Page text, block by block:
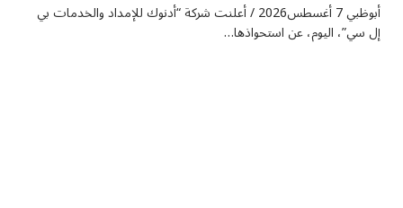
أبوظبي 7 أغسطس2026 / أعلنت شركة “أدنوك للإمداد والخدمات بي
إل سي”، اليوم، عن استحواذها…